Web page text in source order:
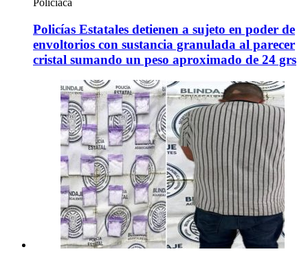
Policías Estatales detienen a sujeto en poder de
envoltorios con sustancia granulada al parecer
cristal sumando un peso aproximado de 24 grs